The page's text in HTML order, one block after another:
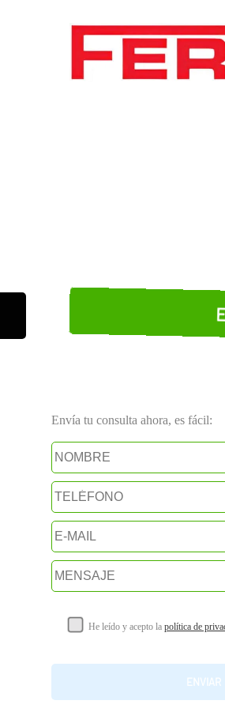
Envía tu consulta ahora, es fácil:
He leído y acepto la política de